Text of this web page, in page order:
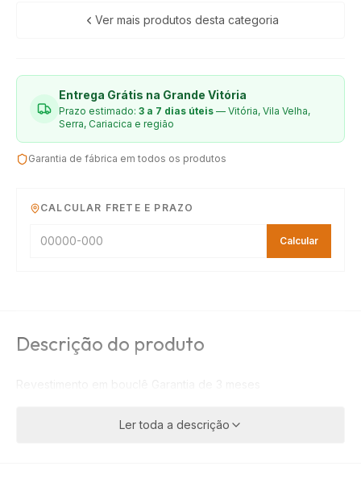
Ver mais produtos desta categoria
Entrega Grátis na Grande Vitória
Prazo estimado: 3 a 7 dias úteis — Vitória, Vila Velha,
Serra, Cariacica e região
Garantia de fábrica em todos os produtos
CALCULAR FRETE E PRAZO
Calcular
Descrição do produto
Ler toda a descrição